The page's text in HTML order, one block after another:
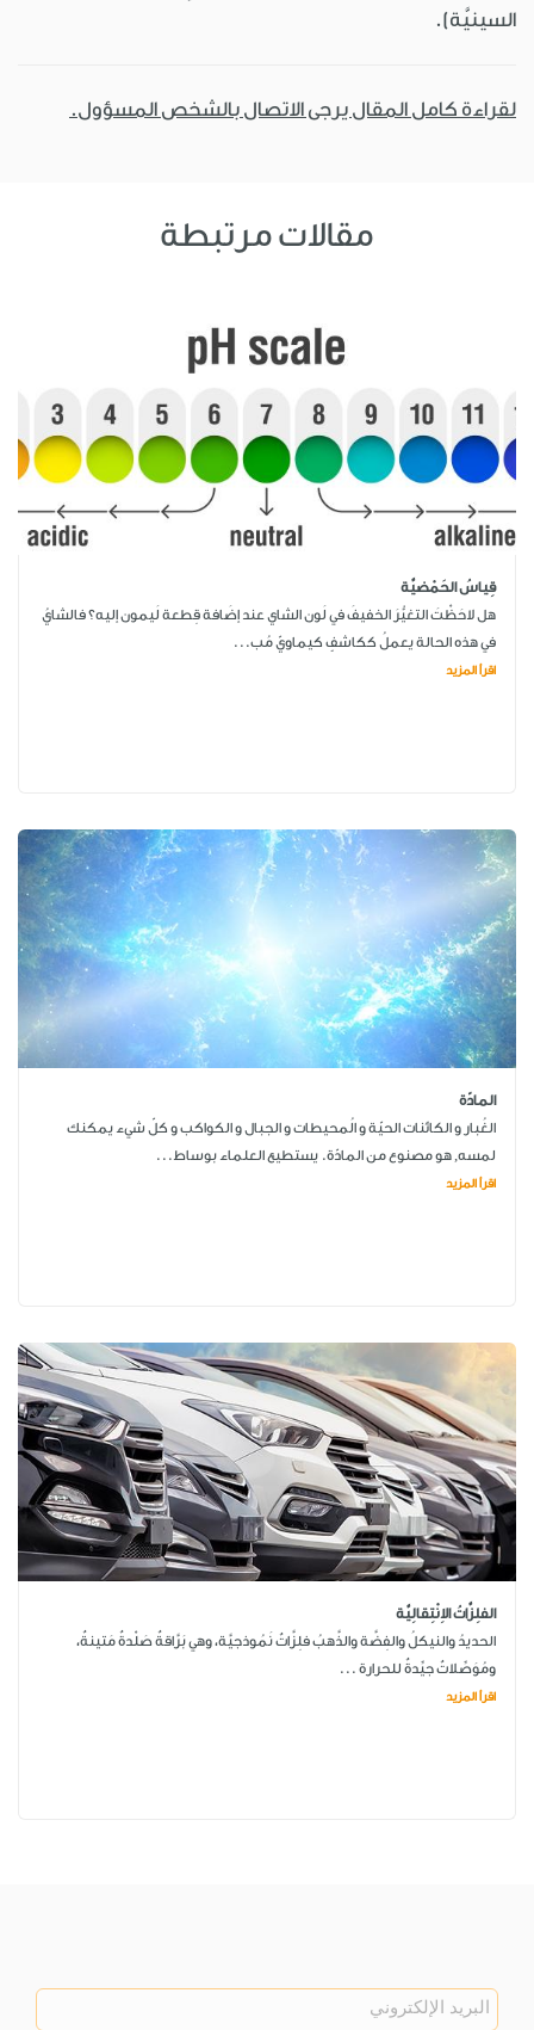
السينيَّة).
لقراءة كامل المقال يرجى الاتصال بالشخص المسؤول.
مقالات مرتبطة
قِياسُ الحَمْضيَّة
هل لاحَظْتَ التغيُّرَ الخفيفَ في لَون الشاي عند إضَافة قِطعة لَيمون إليه؟ فالشايُ
في هذه الحالة يعملُ ككاشفٍ كيماويّ مُب...
اقرأ المزيد
المادّة
الغُبار و الكائنات الحيّة و الُمحيطات و الجبال و الكواكب و كلّ شيء يمكنك
لمسه, هو مصنوع من المادّة. يستطيع العلماء بوساط...
اقرأ المزيد
الفلِزَّاتُ الاِنْتِقالِيَّة
الحديدُ والنيكلُ والفِضَّة والذَّهبُ فلِزَّاتٌ نَمُوذجيَّة، وهي بَرَّاقةٌ صَلْدةٌ مَتينةٌ،
ومُوَصِّلاتٌ جيِّدةٌ للحرارة ...
اقرأ المزيد